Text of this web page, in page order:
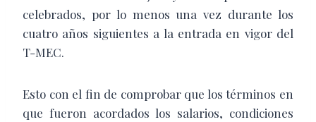
celebrados, por lo menos una vez durante los
cuatro años siguientes a la entrada en vigor del
T-MEC.
Esto con el fin de comprobar que los términos en
que fueron acordados los salarios, condiciones